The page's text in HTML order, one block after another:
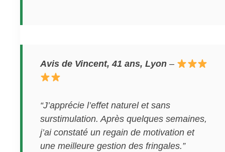
Avis de Vincent, 41 ans, Lyon –
“J’apprécie l’effet naturel et sans
surstimulation. Après quelques semaines,
j’ai constaté un regain de motivation et
une meilleure gestion des fringales.”